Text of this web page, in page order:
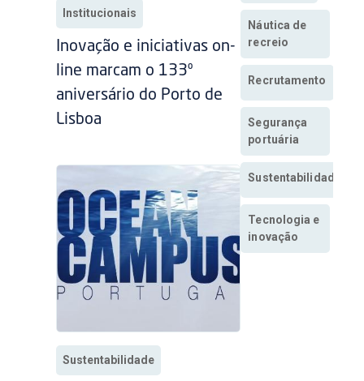
Institucionais
Inovação e iniciativas on-
line marcam o 133º
aniversário do Porto de
Lisboa
Sustentabilidade
Náutica de
recreio
Recrutamento
Segurança
portuária
Sustentabilidade
Tecnologia e
inovação